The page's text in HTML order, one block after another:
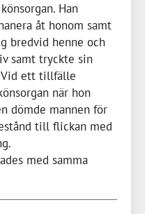
Han
åt honom samt
bredvid henne och
samt tryckte sin
Vid ett tillfälle
när hon
dömde mannen för
till flickan med
med samma